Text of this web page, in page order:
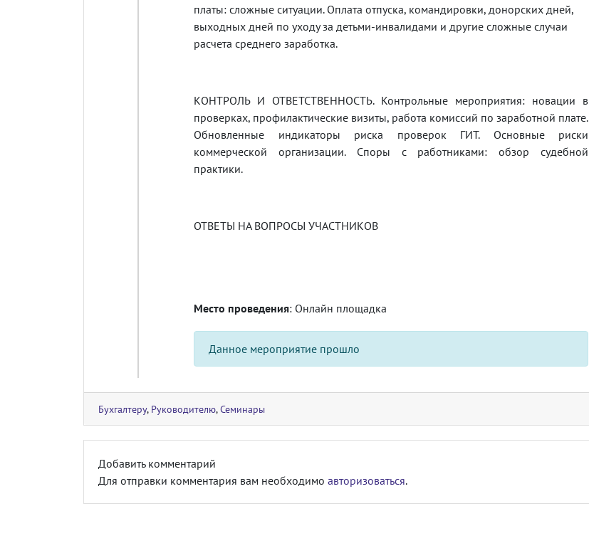
платы: сложные ситуации. Оплата отпуска, командировки, донорских дней,
выходных дней по уходу за детьми-инвалидами и другие сложные случаи
расчета среднего заработка.
КОНТРОЛЬ И ОТВЕТСТВЕННОСТЬ. Контрольные мероприятия: новации в
проверках, профилактические визиты, работа комиссий по заработной плате.
Обновленные индикаторы риска проверок ГИТ. Основные риски
коммерческой организации. Споры с работниками: обзор судебной
практики.
ОТВЕТЫ НА ВОПРОСЫ УЧАСТНИКОВ
Место проведения: Онлайн площадка
Данное мероприятие прошло
Бухгалтеру, Руководителю,Семинары
Добавить комментарий
Для отправки комментария вам необходимо авторизоваться.